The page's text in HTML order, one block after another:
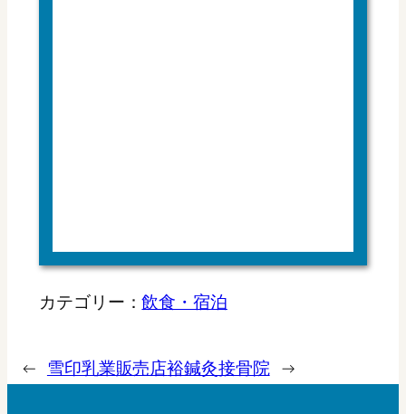
カテゴリー：飲食・宿泊
← 雪印乳業販売店裕鍼灸接骨院 →